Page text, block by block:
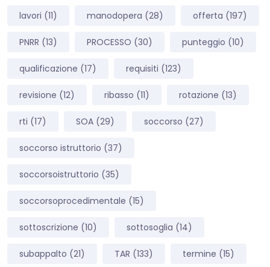
lavori (11) manodopera (28) offerta (197)
PNRR (13) PROCESSO (30) punteggio (10)
qualificazione (17) requisiti (123)
revisione (12) ribasso (11) rotazione (13)
rti (17) SOA (29) soccorso (27)
soccorso istruttorio (37)
soccorsoistruttorio (35)
soccorsoprocedimentale (15)
sottoscrizione (10) sottosoglia (14)
subappalto (21) TAR (133) termine (15)